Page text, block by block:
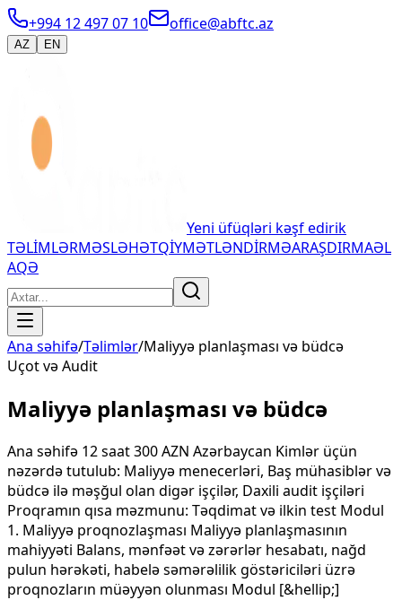
+994 12 497 07 10 office@abftc.az
AZ EN
Yeni üfüqləri kəşf edirik
TƏLİMLƏRMƏSLƏHƏTQİYMƏTLƏNDİRMƏARAŞDIRMAƏL
AQƏ
Ana səhifə/Təlimlər/Maliyyə planlaşması və büdcə
Uçot və Audit
Maliyyə planlaşması və büdcə
Ana səhifə 12 saat 300 AZN Azərbaycan Kimlər üçün
nəzərdə tutulub: Maliyyə menecerləri, Baş mühasiblər və
büdcə ilə məşğul olan digər işçilər, Daxili audit işçiləri
Proqramın qısa məzmunu​: Təqdimat və ilkin test Modul
1. Maliyyə proqnozlaşması Maliyyə planlaşmasının
mahiyyəti Balans, mənfəət və zərərlər hesabatı, nağd
pulun hərəkəti, habelə səmərəlilik göstəriciləri üzrə
proqnozların müəyyən olunması Modul [&hellip;]